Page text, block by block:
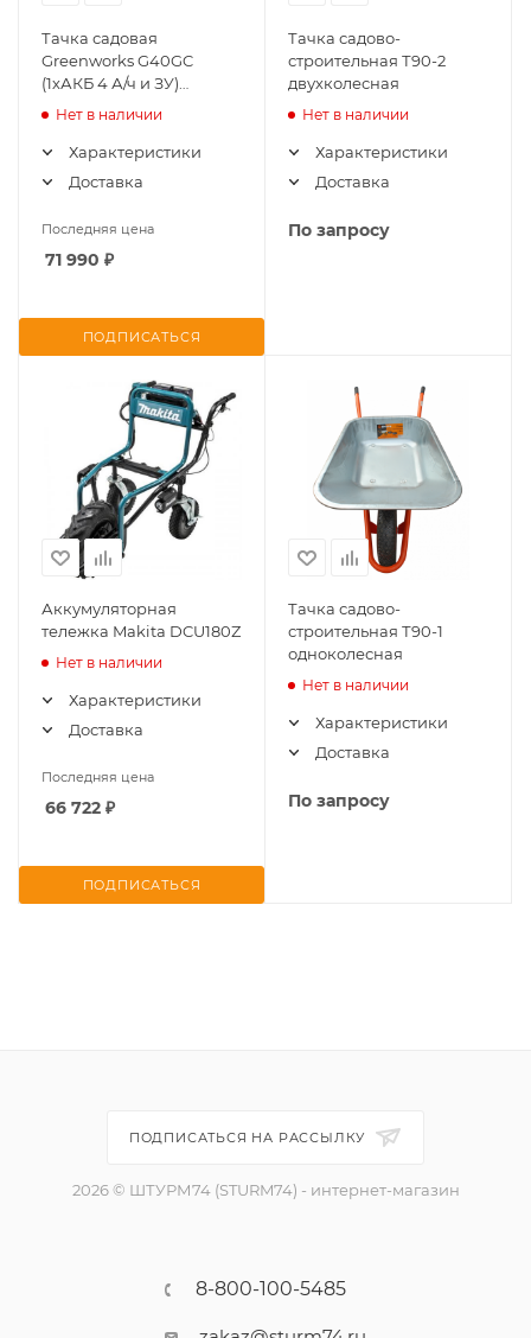
Тачка садовая
Greenworks G40GC
(1хАКБ 4 А/ч и ЗУ)
7400007UB
Нет в наличии
Характеристики
Доставка
Последняя цена
71 990 ₽
ПОДПИСАТЬСЯ
Тачка садово-
строительная Т90-2
двухколесная
Нет в наличии
Характеристики
Доставка
По запросу
Аккумуляторная
тележка Makita DCU180Z
Нет в наличии
Характеристики
Доставка
Последняя цена
66 722 ₽
ПОДПИСАТЬСЯ
Тачка садово-
строительная Т90-1
одноколесная
Нет в наличии
Характеристики
Доставка
По запросу
ПОДПИСАТЬСЯ НА РАССЫЛКУ
2026 © ШТУРМ74 (STURM74) - интернет-магазин
8-800-100-5485